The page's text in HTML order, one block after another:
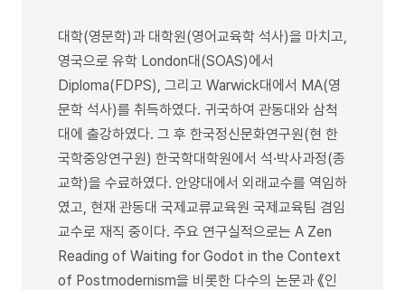
대학(영문학)과 대학원(영어교육학 석사)을 마치고,
영국으로 유학 London대(SOAS)에서
Diploma(FDPS), 그리고 Warwick대에서 MA(영
문학 석사)를 취득하였다. 귀국하여 관동대와 삼척
대에 출강하였다. 그 후 한국정신문화연구원(현 한
국학중앙연구원) 한국학대학원에서 석·박사과정(종
교학)을 수료하였다. 안양대에서 외래교수를 역임하
였고, 현재 관동대 국제교류교육원 국제교육팀 겸임
교수로 재직 중이다. 주요 연구실적으로는 A Zen
Reading of Waiting for Godot in the Context
of Postmodernism을 비롯한 다수의 논문과 《인